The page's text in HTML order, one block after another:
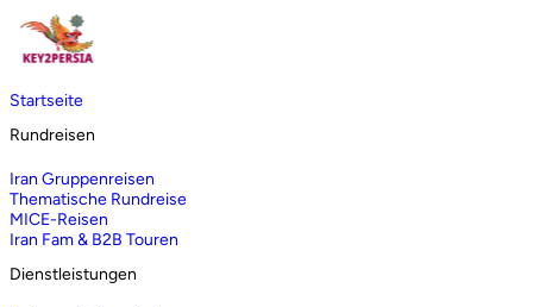
Startseite
Rundreisen
Iran Gruppenreisen
Thematische Rundreise
MICE-Reisen
Iran Fam & B2B Touren
Dienstleistungen